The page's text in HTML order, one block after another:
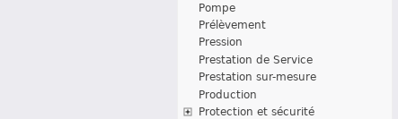
Pompe
Prélèvement
Pression
Prestation de Service
Prestation sur-mesure
Production
Protection et sécurité